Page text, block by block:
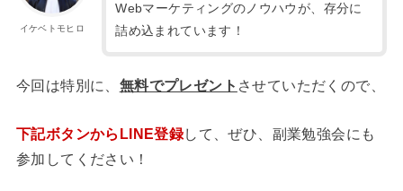
イケベトモヒロ
Webマーケティングのノウハウが、存分に
詰め込まれています！
今回は特別に、 無料でプレゼント させていただくので、
下記ボタンからLINE登録して、ぜひ、副業勉強会にも
参加してください！